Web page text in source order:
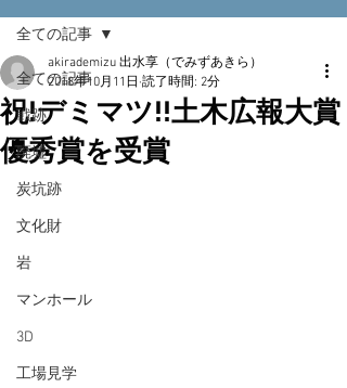
全ての記事
戦跡
廃墟
炭坑跡
文化財
岩
マンホール
3D
工場見学
全ての記事
祝!デミマツ!!土木広報大賞
優秀賞を受賞
akirademizu 出水享（でみずあきら）
2018年10月11日 読了時間: 2分